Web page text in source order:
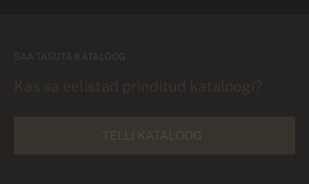
SAA TASUTA KATALOOG